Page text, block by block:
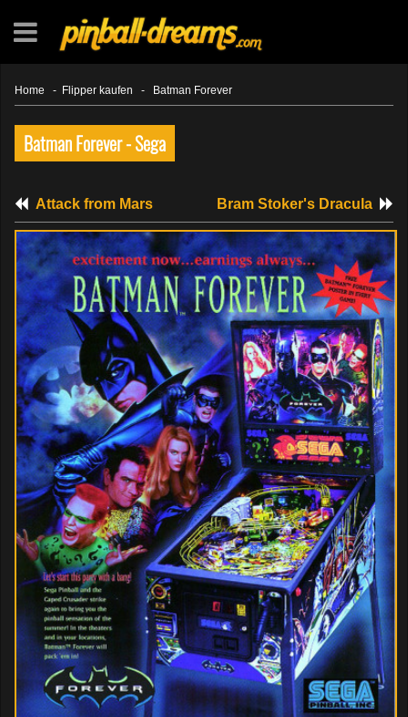
Home - Flipper kaufen - Batman Forever
Batman Forever - Sega
Attack from Mars Bram Stoker's Dracula